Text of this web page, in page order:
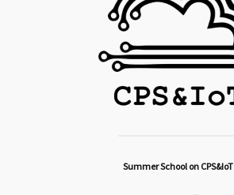
Summer School on CPS&IoT